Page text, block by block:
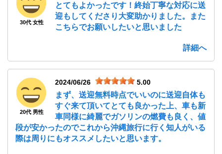
30代 女性
とてもよかったです！終始丁寧な対応に送
迎もしてくださり大変助かりました。また
こちらでお願いしたいと思いました
詳細へ
20代 男性
2024/06/26 5.00
まず、送迎無料時点でいいのに送迎自体も
すぐ来て頂いてとても良かった上、車も新
車同様に綺麗でガソリンの燃費も良く、値
段が安かったのでこれから沖縄旅行に行く知人がいる
際は周りにもオススメしたいと思います。